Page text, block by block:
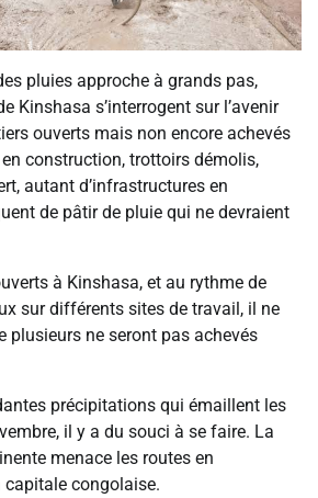
pluies approche à grands pas,
Kinshasa s’interrogent sur l’avenir
ouverts mais non encore achevés
construction, trottoirs démolis,
autant d’infrastructures en
de pâtir de pluie qui ne devraient
à Kinshasa, et au rythme de
sur différents sites de travail, il ne
plusieurs ne seront pas achevés
précipitations qui émaillent les
il y a du souci à se faire. La
menace les routes en
congolaise.